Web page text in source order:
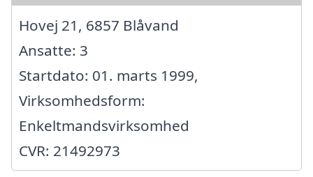
Hovej 21, 6857 Blåvand
Ansatte: 3
Startdato: 01. marts 1999,
Virksomhedsform:
Enkeltmandsvirksomhed
CVR: 21492973